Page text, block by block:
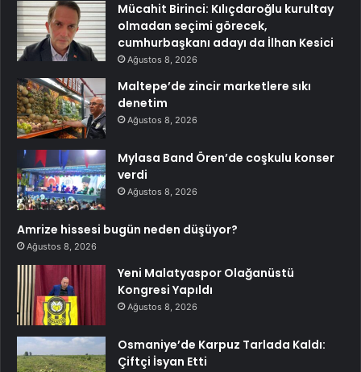
Mücahit Birinci: Kılıçdaroğlu kurultay
olmadan seçimi görecek,
cumhurbaşkanı adayı da İlhan Kesici
Ağustos 8, 2026
Maltepe’de zincir marketlere sıkı
denetim
Ağustos 8, 2026
Mylasa Band Ören’de coşkulu konser
verdi
Ağustos 8, 2026
Amrize hissesi bugün neden düşüyor?
Ağustos 8, 2026
Yeni Malatyaspor Olağanüstü
Kongresi Yapıldı
Ağustos 8, 2026
Osmaniye’de Karpuz Tarlada Kaldı:
Çiftçi İsyan Etti